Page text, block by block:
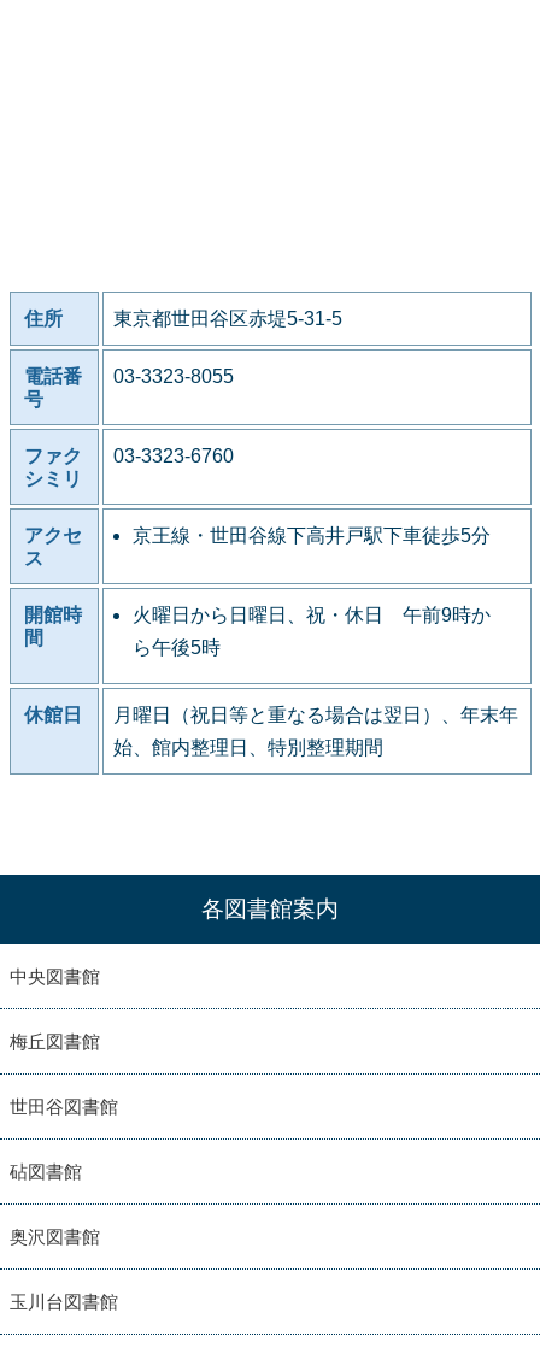
住所 東京都世田谷区赤堤5-31-5
電話番
号
03-3323-8055
ファク
シミリ
03-3323-6760
アクセ
ス
京王線・世田谷線下高井戸駅下車徒歩5分
開館時
間
火曜日から日曜日、祝・休日 午前9時か
ら午後5時
休館日
月曜日（祝日等と重なる場合は翌日）、年末年
始、館内整理日、特別整理期間
各図書館案内
中央図書館
梅丘図書館
世田谷図書館
砧図書館
奥沢図書館
玉川台図書館